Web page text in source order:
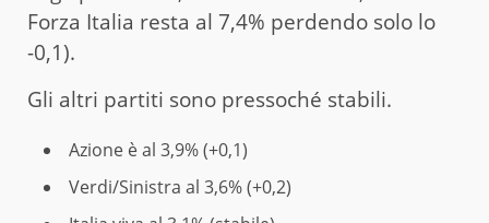
Forza Italia resta al 7,4% perdendo solo lo
-0,1).
Gli altri partiti sono pressoché stabili.
Azione è al 3,9% (+0,1)
Verdi/Sinistra al 3,6% (+0,2)